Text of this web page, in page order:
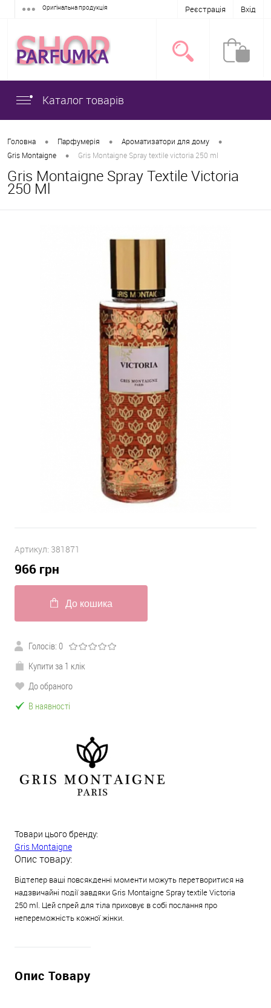
Оригінальна продукція Реєстрація Вхід
Каталог товарів
Головна • Парфумерія • Ароматизатори для дому •
Gris Montaigne • Gris Montaigne Spray textile victoria 250 ml
Gris Montaigne Spray Textile Victoria
250 Ml
Артикул: 381871
966 грн
До кошика
Голосів: 0
Купити за 1 клік
До обраного
В наявності
Товари цього бренду:
Gris Montaigne
Опис товару:
Відтепер ваші повсякденні моменти можуть перетворитися на
надзвичайні події завдяки Gris Montaigne Spray textile Victoria
250 ml. Цей спрей для тіла приховує в собі послання про
непереможність кожної жінки.
Опис Товару